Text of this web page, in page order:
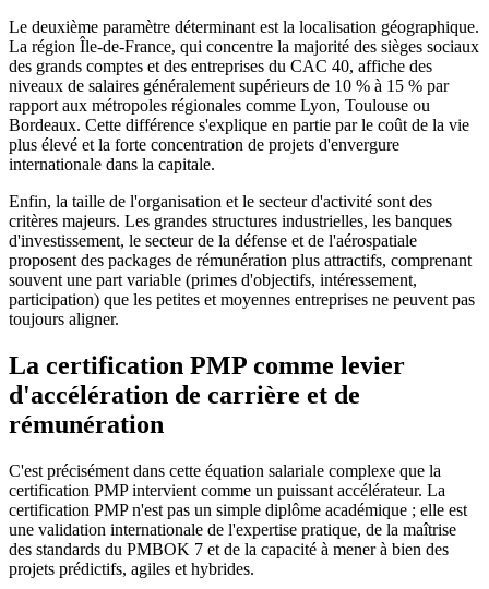
Le deuxième paramètre déterminant est la localisation géographique.
La région Île-de-France, qui concentre la majorité des sièges sociaux
des grands comptes et des entreprises du CAC 40, affiche des
niveaux de salaires généralement supérieurs de 10 % à 15 % par
rapport aux métropoles régionales comme Lyon, Toulouse ou
Bordeaux. Cette différence s'explique en partie par le coût de la vie
plus élevé et la forte concentration de projets d'envergure
internationale dans la capitale.
Enfin, la taille de l'organisation et le secteur d'activité sont des
critères majeurs. Les grandes structures industrielles, les banques
d'investissement, le secteur de la défense et de l'aérospatiale
proposent des packages de rémunération plus attractifs, comprenant
souvent une part variable (primes d'objectifs, intéressement,
participation) que les petites et moyennes entreprises ne peuvent pas
toujours aligner.
La certification PMP comme levier
d'accélération de carrière et de
rémunération
C'est précisément dans cette équation salariale complexe que la
certification PMP intervient comme un puissant accélérateur. La
certification PMP n'est pas un simple diplôme académique ; elle est
une validation internationale de l'expertise pratique, de la maîtrise
des standards du PMBOK 7 et de la capacité à mener à bien des
projets prédictifs, agiles et hybrides.